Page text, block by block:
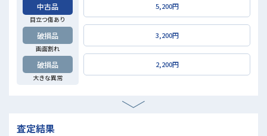
中古品
目立つ傷あり
破損品
画面割れ
破損品
大きな異常
5,200円
3,200円
2,200円
査定結果